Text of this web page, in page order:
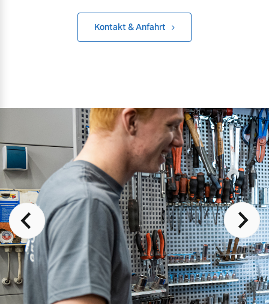
Volvo Selekt
Editionsmodelle
Jetzt kennenlernen
Mehr erfahren
Mehr erfahren
Mehr erfahren
Finanzierung & Leasing
Versicherung
Kontakt & Anfahrt